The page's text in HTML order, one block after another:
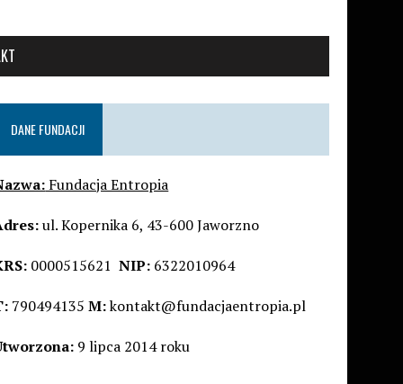
DANE FUNDACJI
Fundacja Entropia
ul. Kopernika 6, 43-600 Jaworzno
0000515621NIP: 6322010964
790494135M:kontakt@fundacjaentropia.pl
9 lipca 2014 roku